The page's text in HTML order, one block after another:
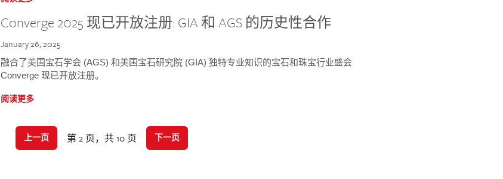
Converge 2025 现已开放注册: GIA 和 AGS 的历史性合作
January 26, 2025
融合了美国宝石学会 (AGS) 和美国宝石研究院 (GIA) 独特专业知识的宝石和珠宝行业盛会
Converge 现已开放注册。
阅读更多
上一页 第 2 页，共 10 页 下一页